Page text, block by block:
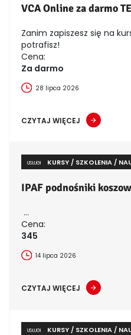
VCA Online za darmo
Zanim zapiszesz się na
potrafisz!
Cena:
Za darmo
28 lipca 2026
CZYTAJ WIĘCEJ
USŁUGI KURSY / SZKOLENIA /
IPAF podnośniki
...
Cena:
345
14 lipca 2026
CZYTAJ WIĘCEJ
USŁUGI KURSY / SZKOLENIA /